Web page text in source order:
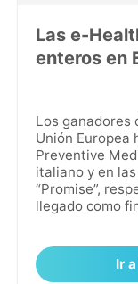
Las e-
enteros en
Los ganadores
Unión Europea
Preventive
italiano y en
“Promise”,
llegado como
Ir